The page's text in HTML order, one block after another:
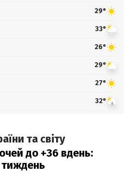
29°
33°
26°
29°
27°
32°
та світу
до +36 вдень:
тиждень